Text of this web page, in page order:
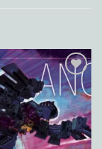
Add to
wishlist